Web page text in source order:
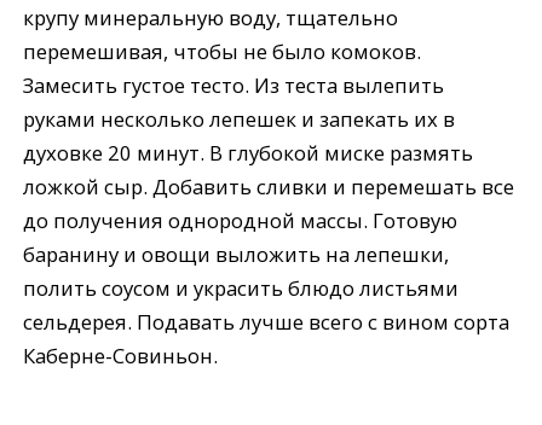
крупу минеральную воду, тщательно
перемешивая, чтобы не было комоков.
Замесить густое тесто. Из теста вылепить
руками несколько лепешек и запекать их в
духовке 20 минут. В глубокой миске размять
ложкой сыр. Добавить сливки и перемешать все
до получения однородной массы. Готовую
баранину и овощи выложить на лепешки,
полить соусом и украсить блюдо листьями
сельдерея. Подавать лучше всего с вином сорта
Каберне-Совиньон.